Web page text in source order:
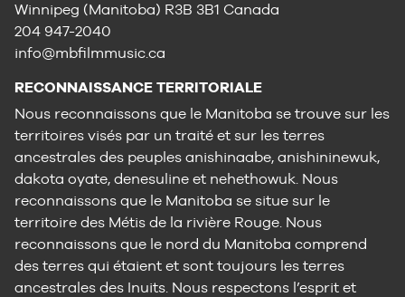
Winnipeg (Manitoba) R3B 3B1 Canada
204 947-2040
info@mbfilmmusic.ca
RECONNAISSANCE TERRITORIALE
Nous reconnaissons que le Manitoba se trouve sur les
territoires visés par un traité et sur les terres
ancestrales des peuples anishinaabe, anishininewuk,
dakota oyate, denesuline et nehethowuk. Nous
reconnaissons que le Manitoba se situe sur le
territoire des Métis de la rivière Rouge. Nous
reconnaissons que le nord du Manitoba comprend
des terres qui étaient et sont toujours les terres
ancestrales des Inuits. Nous respectons l’esprit et